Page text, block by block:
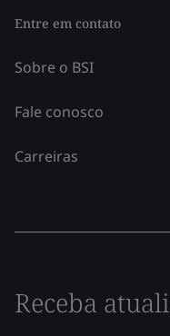
Entre em contato
Sobre o BSI
Fale conosco
Carreiras
Receba